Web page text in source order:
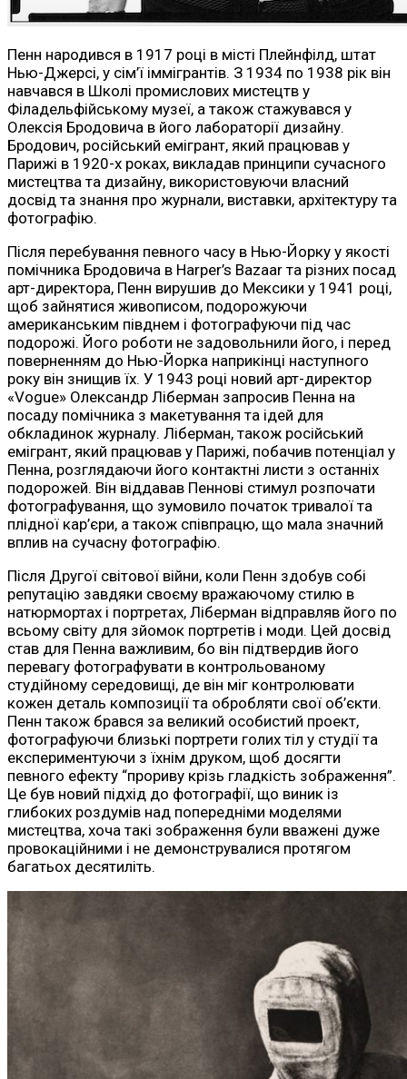
Пенн народився в 1917 році в місті Плейнфілд, штат
Нью-Джерсі, у сім’ї іммігрантів. З 1934 по 1938 рік він
навчався в Школі промислових мистецтв у
Філадельфійському музеї, а також стажувався у
Олексія Бродовича в його лабораторії дизайну.
Бродович, російський емігрант, який працював у
Парижі в 1920-х роках, викладав принципи сучасного
мистецтва та дизайну, використовуючи власний
досвід та знання про журнали, виставки, архітектуру та
фотографію.
Після перебування певного часу в Нью-Йорку у якості
помічника Бродовича в Harper’s Bazaar та різних посад
арт-директора, Пенн вирушив до Мексики у 1941 році,
щоб зайнятися живописом, подорожуючи
американським півднем і фотографуючи під час
подорожі. Його роботи не задовольнили його, і перед
поверненням до Нью-Йорка наприкінці наступного
року він знищив їх. У 1943 році новий арт-директор
«Vogue» Олександр Ліберман запросив Пенна на
посаду помічника з макетування та ідей для
обкладинок журналу. Ліберман, також російський
емігрант, який працював у Парижі, побачив потенціал у
Пенна, розглядаючи його контактні листи з останніх
подорожей. Він віддавав Пеннові стимул розпочати
фотографування, що зумовило початок тривалої та
плідної кар’єри, а також співпрацю, що мала значний
вплив на сучасну фотографію.
Після Другої світової війни, коли Пенн здобув собі
репутацію завдяки своєму вражаючому стилю в
натюрмортах і портретах, Ліберман відправляв його по
всьому світу для зйомок портретів і моди. Цей досвід
став для Пенна важливим, бо він підтвердив його
перевагу фотографувати в контрольованому
студійному середовищі, де він міг контролювати
кожен деталь композиції та обробляти свої об’єкти.
Пенн також брався за великий особистий проект,
фотографуючи близькі портрети голих тіл у студії та
експериментуючи з їхнім друком, щоб досягти
певного ефекту “прориву крізь гладкість зображення”.
Це був новий підхід до фотографії, що виник із
глибоких роздумів над попередніми моделями
мистецтва, хоча такі зображення були вважені дуже
провокаційними і не демонструвалися протягом
багатьох десятиліть.